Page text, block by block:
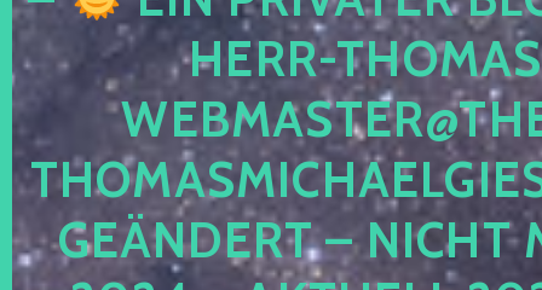
HERR-
GEÄNDERT – NICHT